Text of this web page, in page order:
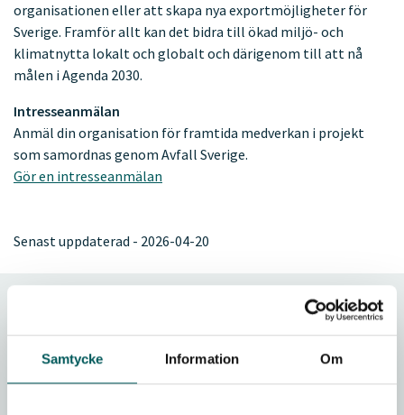
Samtycke Information Om
Vad vi tycker
organisationen eller att skapa nya exportmöjligheter för
Sverige. Framför allt kan det bidra till ökad miljö- och
klimatnytta lokalt och globalt och därigenom till att nå
målen i Agenda 2030.
Intresseanmälan
Anmäl din organisation för framtida medverkan i projekt
som samordnas genom Avfall Sverige.
Gör en intresseanmälan
Senast uppdaterad - 2026-04-20